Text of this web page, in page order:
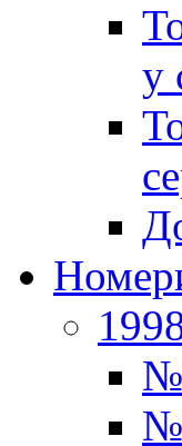
у